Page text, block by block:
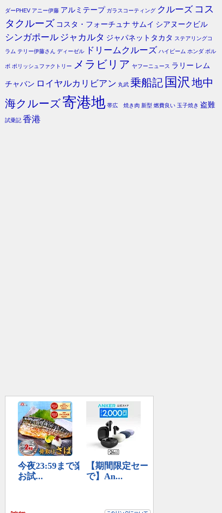
ダーPHEV アニー伊藤 アルミテープ ガラスコーティング クルーズ コス
タクルーズ コスタ・フォーチュナ サムイ シアヌークビル
シンガポール ジャカルタ ジャパネットタカタ ステアリングコ
ラム テリー伊藤さん ディーゼル ドリームクルーズ ハイビーム ホンダ ボル
ボ ポリッシュファクトリー メラビリア ヤフーニュース ラリー レム
チャバン ロイヤルカリビアン 丸武 乗船記 国沢 地中
海クルーズ寄港地 帯広 焼き肉 新型 燃費良い 玉子焼き 盗難
試乗記 香港